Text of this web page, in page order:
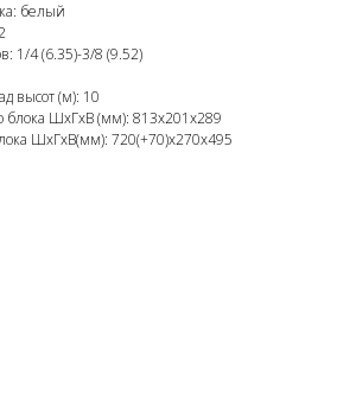
белый
1/4 (6.35)-3/8 (9.52)
высот (м): 10
блока ШхГхВ (мм): 813х201х289
ШхГхВ(мм): 720(+70)х270х495